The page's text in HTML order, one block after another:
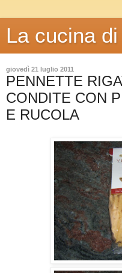
La cucina
giovedì 21 luglio 2011
PENNETTE
CONDITE CON
E RUCOLA